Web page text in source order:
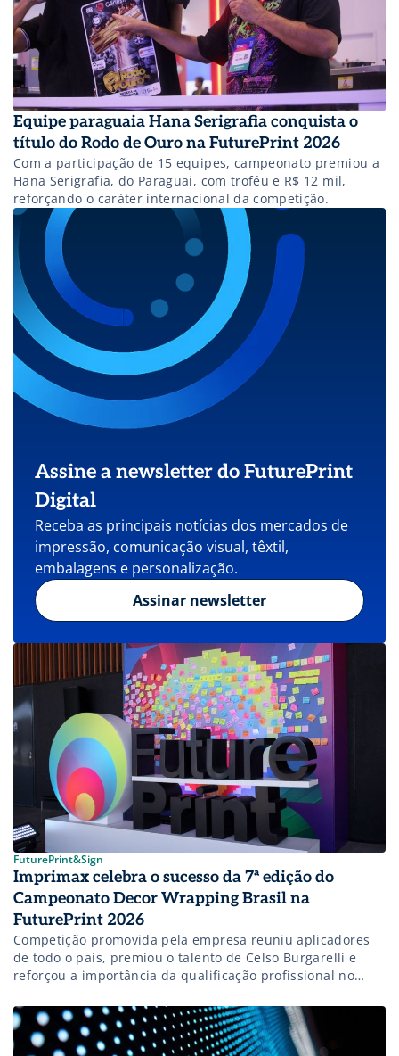
Equipe paraguaia Hana Serigrafia conquista o
título do Rodo de Ouro na FuturePrint 2026
Com a participação de 15 equipes, campeonato premiou a
Hana Serigrafia, do Paraguai, com troféu e R$ 12 mil,
reforçando o caráter internacional da competição.
Assine a newsletter do FuturePrint
Digital
Receba as principais notícias dos mercados de
impressão, comunicação visual, têxtil,
embalagens e personalização.
Assinar newsletter
FuturePrint&Sign
Imprimax celebra o sucesso da 7ª edição do
Campeonato Decor Wrapping Brasil na
FuturePrint 2026
Competição promovida pela empresa reuniu aplicadores
de todo o país, premiou o talento de Celso Burgarelli e
reforçou a importância da qualificação profissional no